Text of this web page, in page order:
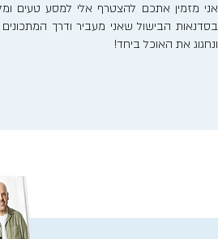
אני מזמין אתכם להצטרף אלי למסע טעים
בסדנאות הבישול שאני מעביר ודרך
ונחגוג את האוכל ביחד!